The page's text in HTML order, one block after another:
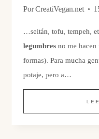
PorCreatiVegan.net
…seitán, tofu, tempeh,
legumbres no me hacen
formas). Para mucha
potaje, pero a…